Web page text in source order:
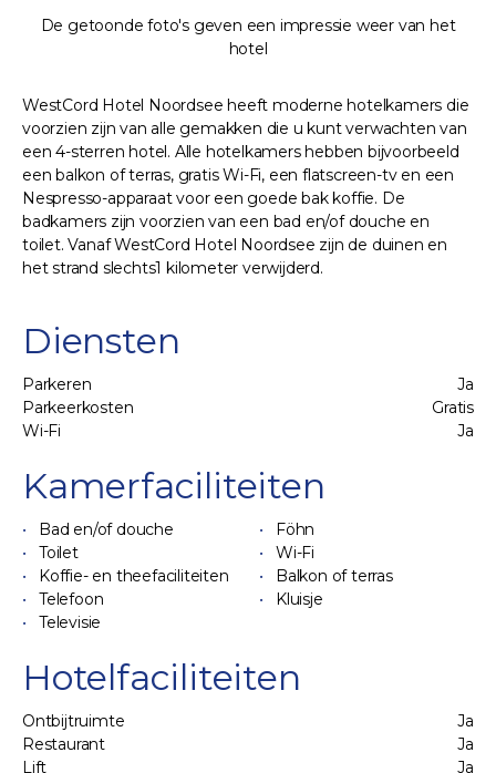
De getoonde foto's geven een impressie weer van het
hotel
WestCord Hotel Noordsee heeft moderne hotelkamers die
voorzien zijn van alle gemakken die u kunt verwachten van
een 4-sterren hotel. Alle hotelkamers hebben bijvoorbeeld
een balkon of terras, gratis Wi-Fi, een flatscreen-tv en een
Nespresso-apparaat voor een goede bak koffie. De
badkamers zijn voorzien van een bad en/of douche en
toilet. Vanaf WestCord Hotel Noordsee zijn de duinen en
het strand slechts1 kilometer verwijderd.
Diensten
Parkeren
Ja
Parkeerkosten
Gratis
Wi-Fi
Ja
Kamerfaciliteiten
Bad en/of douche
Föhn
Toilet
Wi-Fi
Koffie- en theefaciliteiten
Balkon of terras
Telefoon
Kluisje
Televisie
Hotelfaciliteiten
Ontbijtruimte
Ja
Restaurant
Ja
Lift
Ja